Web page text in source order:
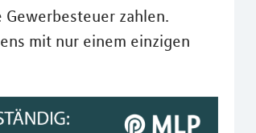
zahlen.
mit nur einem einzigen